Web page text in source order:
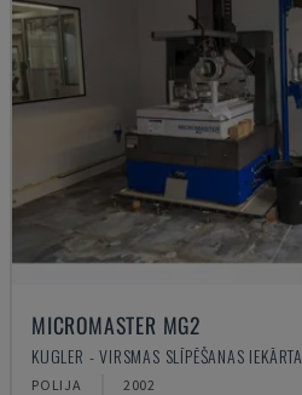
MICROMASTER MG2
KUGLER - VIRSMAS SLĪPĒŠANAS IEKĀRTA
POLIJA 2002